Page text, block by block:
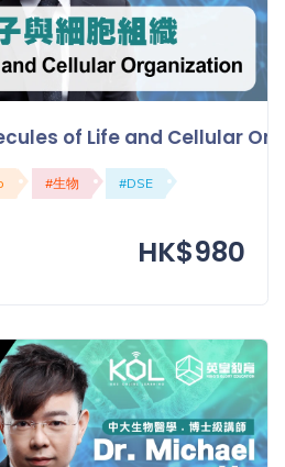
of Life and Cellular
#生物 #DSE
HK$980